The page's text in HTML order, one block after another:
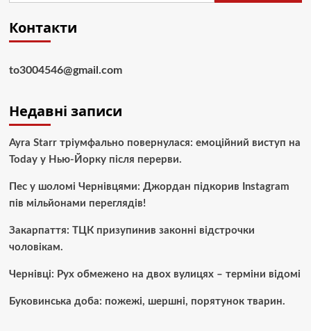
Контакти
to3004546@gmail.com
Недавні записи
Ayra Starr тріумфально повернулася: емоційний виступ на
Today у Нью-Йорку після перерви.
Пес у шоломі Чернівцями: Джордан підкорив Instagram
пів мільйонами переглядів!
Закарпаття: ТЦК призупинив законні відстрочки
чоловікам.
Чернівці: Рух обмежено на двох вулицях – терміни відомі
Буковинська доба: пожежі, шершні, порятунок тварин.